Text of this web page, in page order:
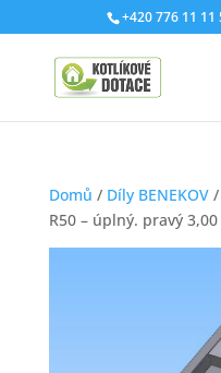
+420 776 11 11
Domů / Díly BENEKOV/
R50 – úplný. pravý